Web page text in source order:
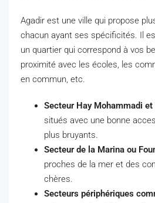
Agadir est une ville qui propose
chacun ayant ses spécificités. Il
un quartier qui correspond à vos
proximité avec les écoles, les
en commun, etc.
Secteur Hay Mohammadi et
situés avec une bonne
plus bruyants.
Secteur de la Marina ou
proches de la mer et des
chères.
Secteurs périphériques